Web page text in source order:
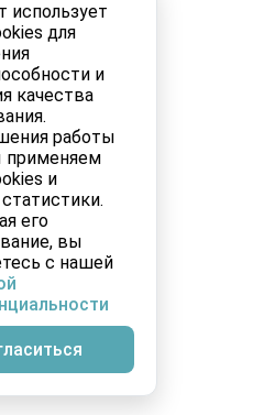
использует
для
и
качества
работы
применяем
и
его
вы
с нашей